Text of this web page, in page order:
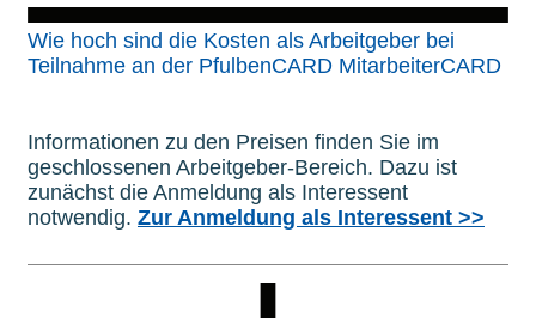
Wie hoch sind die Kosten als Arbeitgeber bei
Teilnahme an der PfulbenCARD MitarbeiterCARD
Informationen zu den Preisen finden Sie im
geschlossenen Arbeitgeber-Bereich. Dazu ist
zunächst die Anmeldung als Interessent
notwendig. Zur Anmeldung als Interessent >>